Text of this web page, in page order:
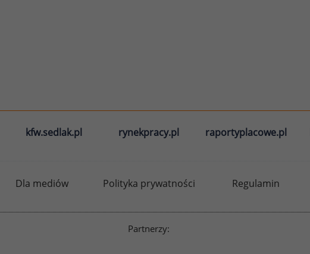
kfw.sedlak.pl rynekpracy.pl raportyplacowe.pl
Dla mediów Polityka prywatności Regulamin
Partnerzy: